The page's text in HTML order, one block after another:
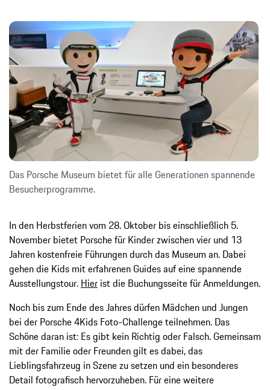
Das Porsche Museum bietet für alle Generationen spannende
Besucherprogramme.
In den Herbstferien vom 28. Oktober bis einschließlich 5.
November bietet Porsche für Kinder zwischen vier und 13
Jahren kostenfreie Führungen durch das Museum an. Dabei
gehen die Kids mit erfahrenen Guides auf eine spannende
Ausstellungstour. Hier ist die Buchungsseite für Anmeldungen.
Noch bis zum Ende des Jahres dürfen Mädchen und Jungen
bei der Porsche 4Kids Foto-Challenge teilnehmen. Das
Schöne daran ist: Es gibt kein Richtig oder Falsch. Gemeinsam
mit der Familie oder Freunden gilt es dabei, das
Lieblingsfahrzeug in Szene zu setzen und ein besonderes
Detail fotografisch hervorzuheben. Für eine weitere